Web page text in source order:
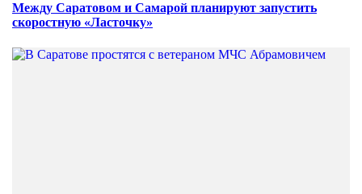
Между Саратовом и Самарой планируют запустить
скоростную «Ласточку»